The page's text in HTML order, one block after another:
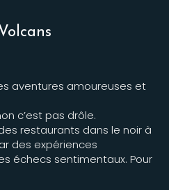
aventures amoureuses et
c’est pas drôle.
restaurants dans le noir à
des expériences
échecs sentimentaux. Pour